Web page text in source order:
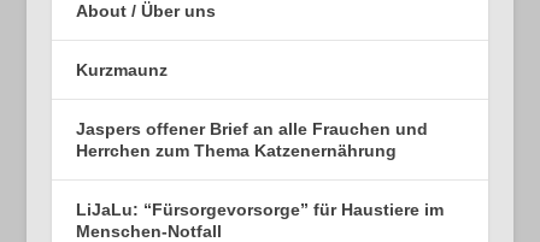
About / Über uns
Kurzmaunz
Jaspers offener Brief an alle Frauchen und
Herrchen zum Thema Katzenernährung
LiJaLu: “Fürsorgevorsorge” für Haustiere im
Menschen-Notfall